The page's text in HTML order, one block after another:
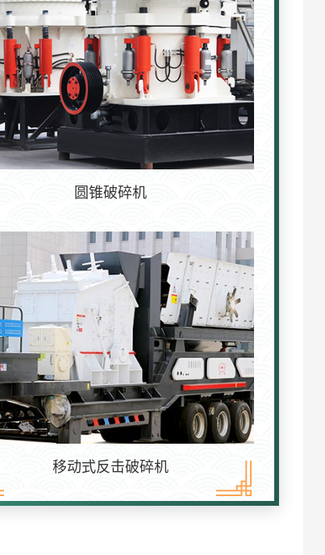
圆锥破碎机
移动式反击破碎机